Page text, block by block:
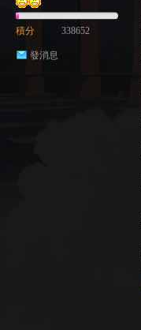
積分 338652
發消息